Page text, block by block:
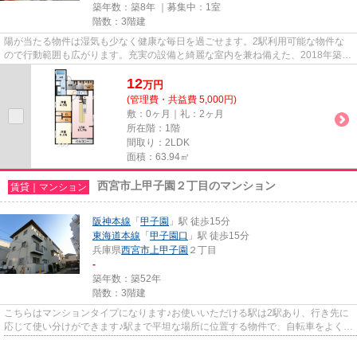
築年数：築8年 ｜募集中： 1室
階数：3階建
陽が当たる物件は湿気も少なく健康な毎日を過ごせます。2駅利用可能な物件な
ので行動範囲も広がります。充実の設備と綺麗な室内を兼ね備えた、2018年築の
物件です。乗駅まで平坦な物件...
12万円
(管理費・共益費 5,000円)
敷：0ヶ月｜礼：2ヶ月
所在階：1階
間取り：2LDK
面積：63.94㎡
賃貸｜マンション 西宮市上甲子園２丁目のマンション
阪神本線 「 甲子園 」駅 徒歩15分
東海道本線 「 甲子園口 」駅 徒歩15分
兵庫県西宮市上甲子園 ２丁目
-
築年数：築52年
階数：3階建
こちらはマンションタイプになります♪お使いいただける駅は2駅あり、行き先に
応じて使い分けができます♪駅まで平坦な場所に位置する物件で、自転車をよく使